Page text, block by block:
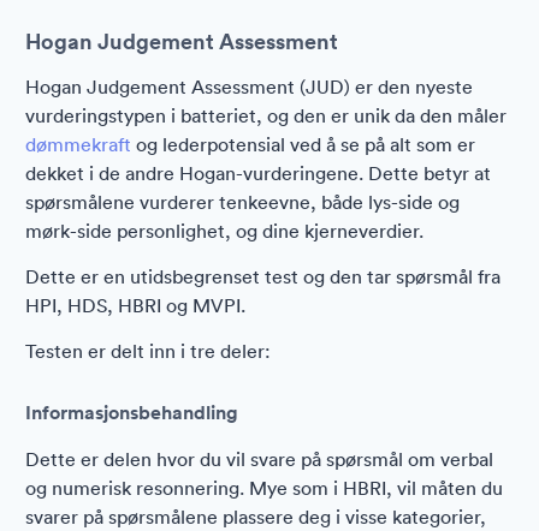
Hogan Judgement Assessment
Hogan Judgement Assessment (JUD) er den nyeste
vurderingstypen i batteriet, og den er unik da den måler
dømmekraft og lederpotensial ved å se på alt som er
dekket i de andre Hogan-vurderingene. Dette betyr at
spørsmålene vurderer tenkeevne, både lys-side og
mørk-side personlighet, og dine kjerneverdier.
Dette er en utidsbegrenset test og den tar spørsmål fra
HPI, HDS, HBRI og MVPI.
Testen er delt inn i tre deler:
Informasjonsbehandling
Dette er delen hvor du vil svare på spørsmål om verbal
og numerisk resonnering. Mye som i HBRI, vil måten du
svarer på spørsmålene plassere deg i visse kategorier,